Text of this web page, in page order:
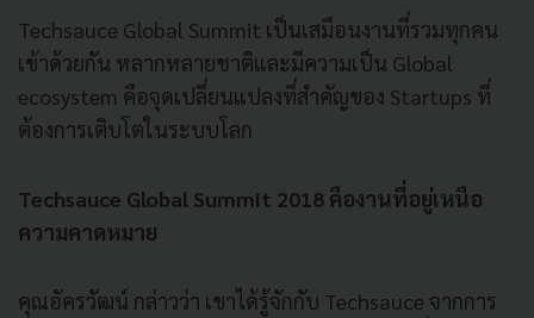
Techsauce Global Summit เป็นเสมือนงานที่รวมทุกคน
เข้าด้วยกัน หลากหลายชาติและมีความเป็น Global
ecosystem คือจุดเปลี่ยนแปลงที่สำคัญของ Startups ที่
ต้องการเติบโตในระบบโลก
Techsauce Global Summit 2018 คืองานที่อยู่เหนือ
ความคาดหมาย
คุณอัครวัฒน์ กล่าวว่า เขาได้รู้จักกับ Techsauce จากการ